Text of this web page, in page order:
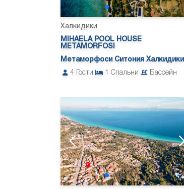
Халкидики
MIHAELA POOL HOUSE
METAMORFOSI
Метаморфоси Ситония Халкидики
4
Гости Спальни Бассейн